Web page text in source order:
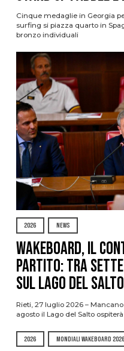
Cinque medaglie in Georgia
surfing si piazza quarto in
bronzo individuali
2026 NEWS
Wakeboard, il
partito: tra sette
sul Lago del Salto
Rieti, 27 luglio 2026 –
agosto il Lago del Salto
2026 MONDIALI WAKEBOARD 2026